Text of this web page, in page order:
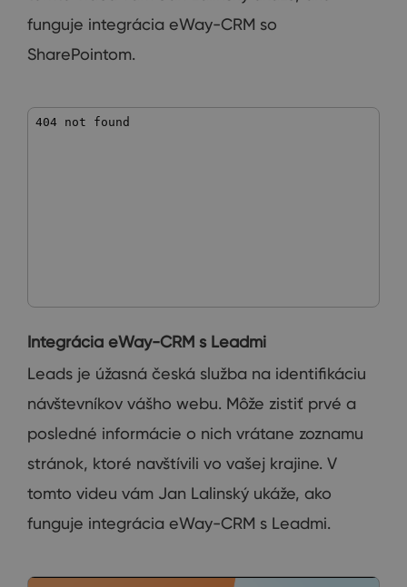
funguje integrácia eWay-CRM so
SharePointom.
Integrácia eWay-CRM s Leadmi
Leads je úžasná česká služba na identifikáciu
návštevníkov vášho webu. Môže zistiť prvé a
posledné informácie o nich vrátane zoznamu
stránok, ktoré navštívili vo vašej krajine. V
tomto videu vám Jan Lalinský ukáže, ako
funguje integrácia eWay-CRM s Leadmi.